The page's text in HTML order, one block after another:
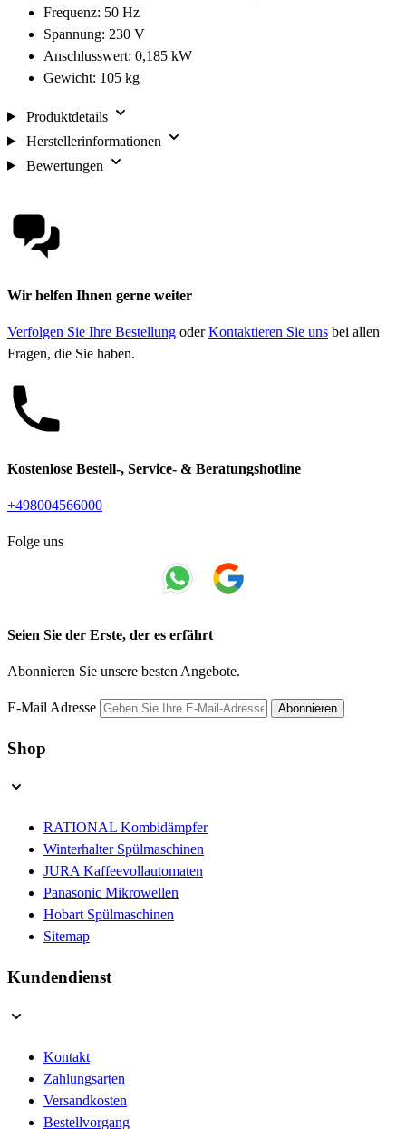
Frequenz: 50 Hz
Spannung: 230 V
Anschlusswert: 0,185 kW
Gewicht: 105 kg
Produktdetails
Herstellerinformationen
Bewertungen
Wir helfen Ihnen gerne weiter
Verfolgen Sie Ihre Bestellung oderKontaktieren Sie uns bei allen
Fragen, die Sie haben.
Kostenlose Bestell-, Service- & Beratungshotline
+498004566000
Folge uns
Seien Sie der Erste, der es erfährt
Abonnieren Sie unsere besten Angebote.
E-Mail Adresse Abonnieren
Shop
RATIONAL Kombidämpfer
Winterhalter Spülmaschinen
JURA Kaffeevollautomaten
Panasonic Mikrowellen
Hobart Spülmaschinen
Sitemap
Kundendienst
Kontakt
Zahlungsarten
Versandkosten
Bestellvorgang